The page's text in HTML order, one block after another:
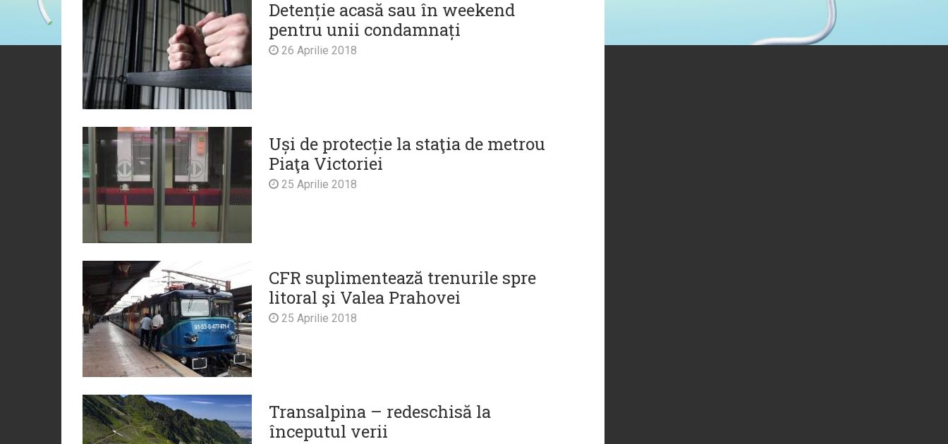
Detenție acasă sau în weekend
pentru unii condamnați
26 Aprilie 2018
Uși de protecție la staţia de metrou
Piaţa Victoriei
25 Aprilie 2018
CFR suplimentează trenurile spre
litoral şi Valea Prahovei
25 Aprilie 2018
Transalpina – redeschisă la
începutul verii